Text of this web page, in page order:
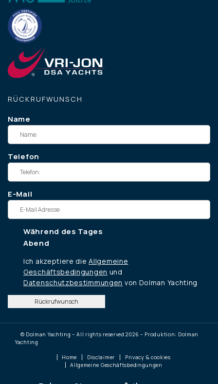
RÜCKRUFWUNSCH
Name
Telefon
E-Mail
Während des Tages
Abend
Ich akzeptiere dieAllgemeine
Geschäftsbedingungen und
Datenschutzbestimmungen von Dolman Yachting
Rückrufwunsch
© Dolman Yachting – All rights reserved 2026 – Produktion: Dolman
Yachting
Home Disclaimer
Privacy & cookies
Allgemeine Geschäftsbedingungen